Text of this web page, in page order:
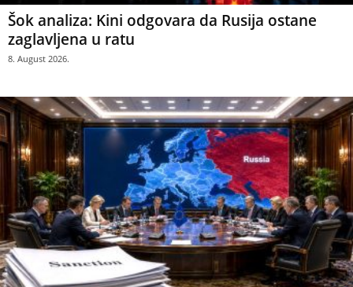
Šok analiza: Kini odgovara da Rusija ostane
zaglavljena u ratu
8. August 2026.